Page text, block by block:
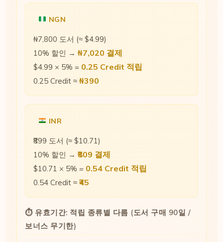
NGN
₦7,800 도서 (≈ $4.99)
10% 할인 →₦7,020 결제
$4.99 × 5% = 0.25 Credit 적립
0.25 Credit ≈₦390
INR
₹899 도서 (≈ $10.71)
10% 할인 →₹809 결제
$10.71 × 5% = 0.54 Credit 적립
0.54 Credit ≈₹45
⏱ 유효기간: 적립 종류별 다름 (도서 구매 90일 /
보너스 무기한)